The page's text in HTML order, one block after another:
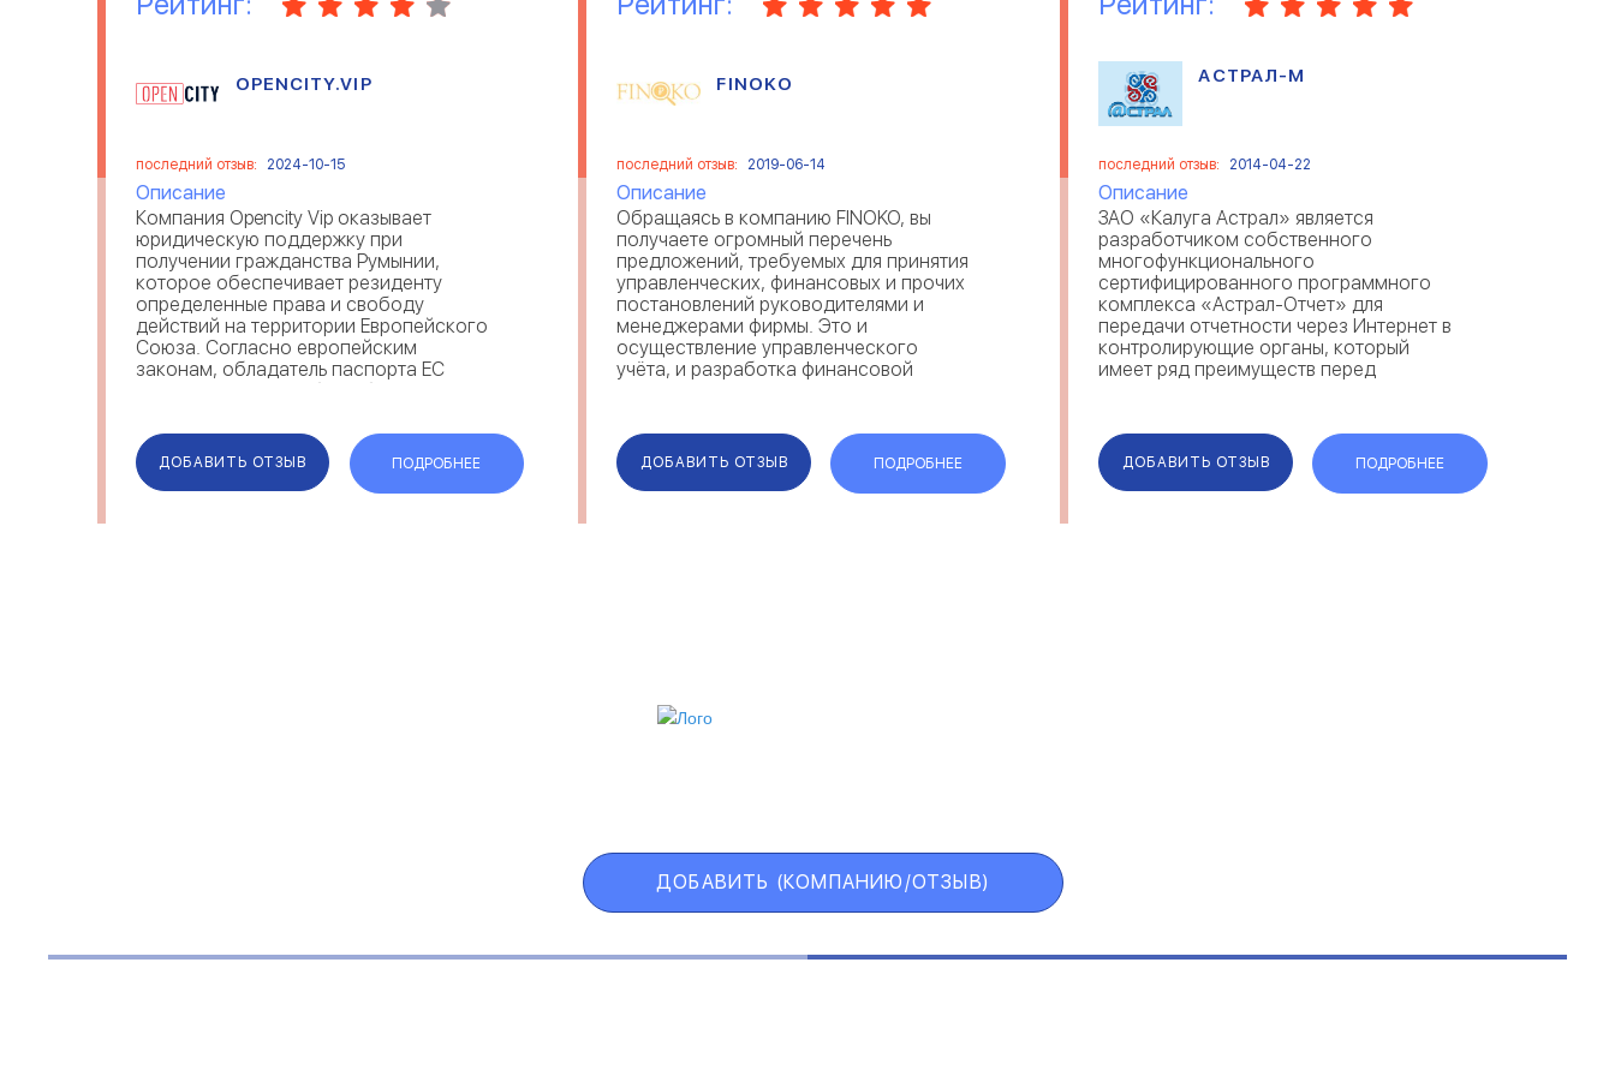
OPENCITY.VIP
последний отзыв: 2024-10-15
Описание
Компания Opencity Vip оказывает
юридическую поддержку при
получении гражданства Румынии,
которое обеспечивает резиденту
определенные права и свободу
действий на территории Европейского
Союза. Согласно европейским
законам, обладатель паспорта ЕС
имеет право на учебу, работу,
социальные гарантии в любой стране
Евросоюза. Получив румынск...
ДОБАВИТЬ ОТЗЫВ ПОДРОБНЕЕ
FINOKO
последний отзыв: 2019-06-14
Описание
Обращаясь в компанию FINOKO, вы
получаете огромный перечень
предложений, требуемых для принятия
управленческих, финансовых и прочих
постановлений руководителями и
менеджерами фирмы. Это и
осуществление управленческого
учёта, и разработка финансовой
выполнения показателей плана.
Простота (наличие ...
ДОБАВИТЬ ОТЗЫВ ПОДРОБНЕЕ
АСТРАЛ-М
последний отзыв: 2014-04-22
Описание
ЗАО «Калуга Астрал» является
разработчиком собственного
многофункционального
сертифицированного программного
комплекса «Астрал-Отчет» для
передачи отчетности через Интернет в
контролирующие органы, который
имеет ряд преимуществ перед
Отчет» постоянно расширяются. На
сегодняшний день партнерская сеть ...
ДОБАВИТЬ ОТЗЫВ ПОДРОБНЕЕ
ДОБАВИТЬ (КОМПАНИЮ/ОТЗЫВ)